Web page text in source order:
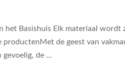
Basishuis Elk materiaal wordt
de geest van
de ...